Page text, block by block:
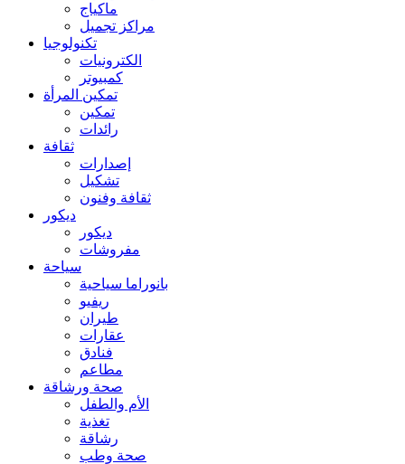
ماكياج
مراكز تجميل
تكنولوجيا
الكترونيات
كمبيوتر
تمكين المرأة
تمكين
رائدات
ثقافة
إصدارات
تشكيل
ثقافة وفنون
ديكور
ديكور
مفروشات
سياحة
بانوراما سياحية
ريفيو
طيران
عقارات
فنادق
مطاعم
صحة ورشاقة
الأم والطفل
تغذية
رشاقة
صحة وطب